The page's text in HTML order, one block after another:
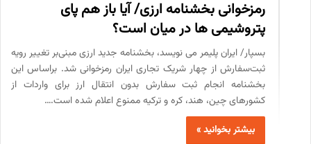
رمزخوانی بخشنامه ارزی/ آیا باز هم پای
پتروشیمی ها در میان است؟
بسپار/ ایران پلیمر می نویسد، بخشنامه جدید ارزی مبنی‌بر تغییر رویه
ثبت‌سفارش از چهار شریک تجاری ایران رمزخوانی شد. براساس این
بخشنامه انجام ثبت سفارش بدون انتقال ارز برای واردات از
کشورهای چین، هند، کره و ترکیه ممنوع اعلام شده است.…
بیشتر بخوانید »